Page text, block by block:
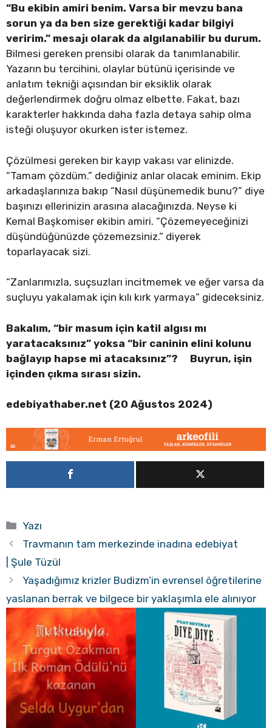
“Bu ekibin amiri benim. Varsa bir mevzu bana
sorun ya da ben size gerektiği kadar bilgiyi
veririm.” mesajı olarak da algılanabilir bu durum.
Bilmesi gereken prensibi olarak da tanımlanabilir.
Yazarın bu tercihini, olaylar bütünü içerisinde ve
anlatım tekniği açısından bir eksiklik olarak
değerlendirmek doğru olmaz elbette. Fakat, bazı
karakterler hakkında daha fazla detaya sahip olma
isteği oluşuyor okurken ister istemez.
Çözülmesi gereken bir kayıp vakası var elinizde.
“Tamam çözdüm.” dediğiniz anlar olacak eminim. Ekip
arkadaşlarınıza bakıp “Nasıl düşünemedik bunu?” diye
başınızı ellerinizin arasına alacağınızda. Neyse ki
Kemal Başkomiser ekibin amiri. “Çözemeyeceğinizi
düşündüğünüzde çözemezsiniz.” diyerek
toparlayacak sizi.
“Zanlarımızla, suçsuzları incitmemek ve eğer varsa da
suçluyu yakalamak için kılı kırk yarmaya” gideceksiniz.
Bakalım, “bir masum için katil algısı mı
yaratacaksınız” yoksa “bir caninin elini kolunu
bağlayıp hapse mi atacaksınız”? Buyrun, işin
içinden çıkma sırası sizin.
edebiyathaber.net (20 Ağustos 2024)
Kategoriler
Yazı
Travmanın tam merkezinde inadına edebiyat
| Şule Tüzül
Yaşadığımız krizler Budizm’in evrensel öğretilerine
yaslanan berrak ve bilgece bir yaklaşımla ele alınıyor